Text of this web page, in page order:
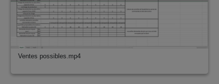
Ventes possibles.mp4